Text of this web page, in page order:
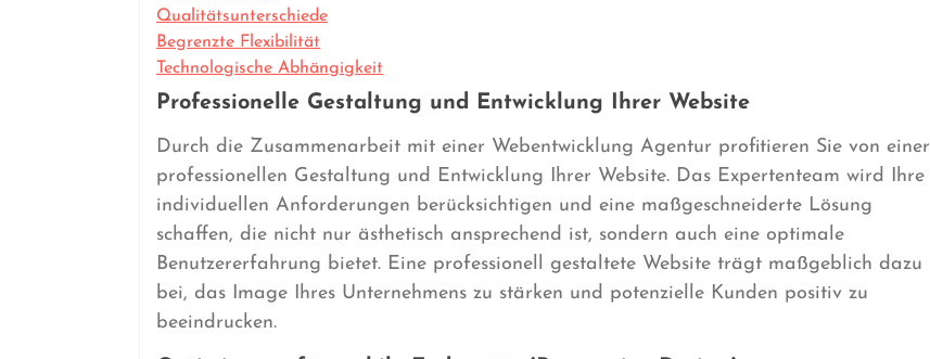
Qualitätsunterschiede
Begrenzte Flexibilität
Technologische Abhängigkeit
Professionelle Gestaltung und Entwicklung Ihrer Website
Durch die Zusammenarbeit mit einer Webentwicklung Agentur profitieren Sie von einer
professionellen Gestaltung und Entwicklung Ihrer Website. Das Expertenteam wird Ihre
individuellen Anforderungen berücksichtigen und eine maßgeschneiderte Lösung
schaffen, die nicht nur ästhetisch ansprechend ist, sondern auch eine optimale
Benutzererfahrung bietet. Eine professionell gestaltete Website trägt maßgeblich dazu
bei, das Image Ihres Unternehmens zu stärken und potenzielle Kunden positiv zu
beeindrucken.